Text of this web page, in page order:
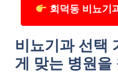
회덕동 비뇨기
비뇨기과 선택
게 맞는 병원을